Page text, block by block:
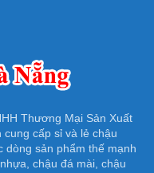
Thương Mại Sản Xuất
cấp sỉ và lẻ chậu
dòng sản phẩm thế mạnh
chậu đá mài, chậu